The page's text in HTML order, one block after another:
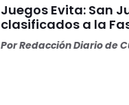
Juegos Evita: San
clasificados a la
PorRedacción Diario de